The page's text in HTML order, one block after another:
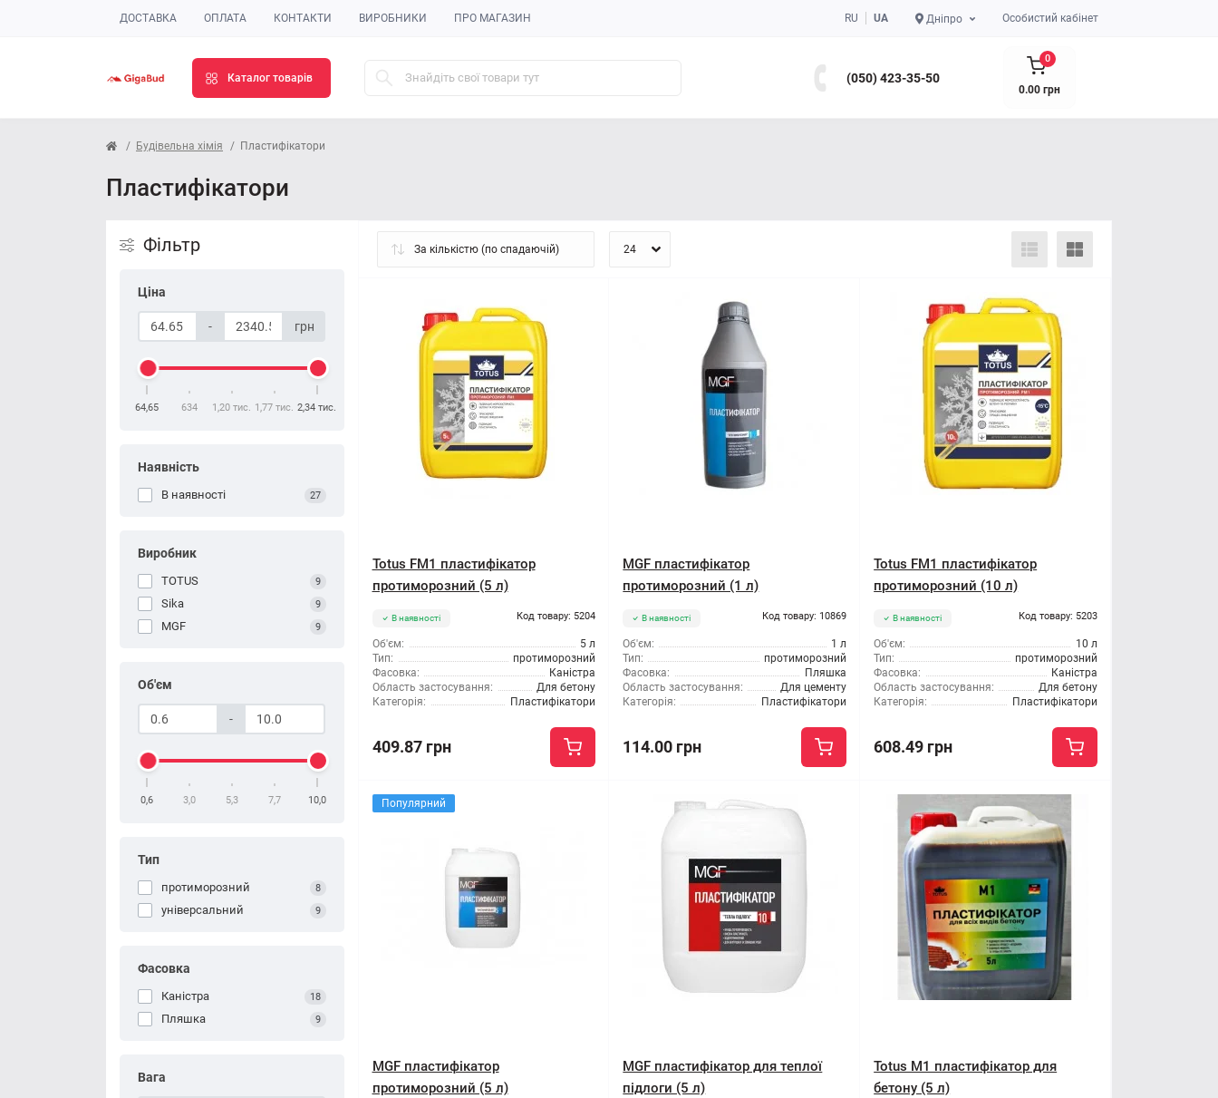
ДОСТАВКА ОПЛАТА КОНТАКТИ ВИРОБНИКИ ПРО МАГАЗИН RU UA Дніпро Особистий кабінет
Каталог товарів (050) 423-35-50
0
0.00 грн
Будівельна хімія Пластифікатори
Пластифікатори
Фільтр
Ціна
- грн
64,65 634 1,20 тис. 1,77 тис. 2,34 тис.
Наявність
В наявності 27
Виробник
TOTUS 9
Sika 9
MGF 9
Об'єм
-
0,6 3,0 5,3 7,7 10,0
Тип
протиморозний 8
універсальний 9
Фасовка
Каністра 18
Пляшка 9
Вага
Totus FM1 пластифікатор
протиморозний (5 л)
В наявності Код товару: 5204
Об'єм:
5 л
Тип:
протиморозний
Фасовка:
Каністра
Область застосування:
Для бетону
Категорія:
Пластифікатори
409.87 грн
MGF пластифікатор
протиморозний (1 л)
В наявності Код товару: 10869
Об'єм:
1 л
Тип:
протиморозний
Фасовка:
Пляшка
Область застосування:
Для цементу
Категорія:
Пластифікатори
114.00 грн
Totus FM1 пластифікатор
протиморозний (10 л)
В наявності Код товару: 5203
Об'єм:
10 л
Тип:
протиморозний
Фасовка:
Каністра
Область застосування:
Для бетону
Категорія:
Пластифікатори
608.49 грн
Популярний
MGF пластифікатор
протиморозний (5 л)
MGF пластифікатор для теплої
підлоги (5 л)
Totus M1 пластифікатор для
бетону (5 л)